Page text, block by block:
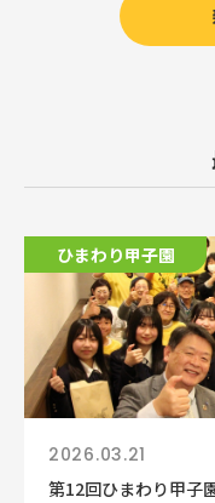
ひまわり甲子園
2026.03.21
第12回ひまわり甲